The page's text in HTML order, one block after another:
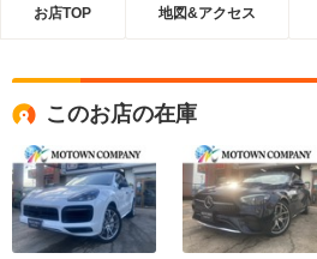
お店TOP 地図&アクセス
このお店の在庫